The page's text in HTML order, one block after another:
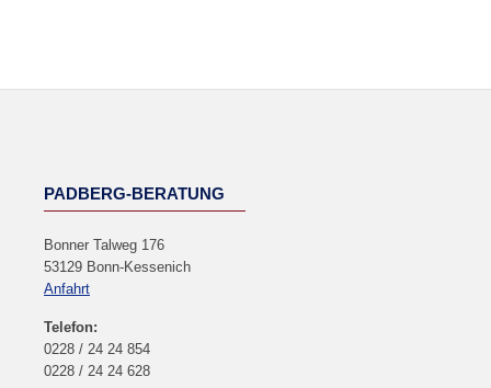
NEWSLETTER
PADBERG-BERATUNG
Bonner Talweg 176
53129 Bonn-Kessenich
Anfahrt
Telefon:
0228 / 24 24 854
0228 / 24 24 628